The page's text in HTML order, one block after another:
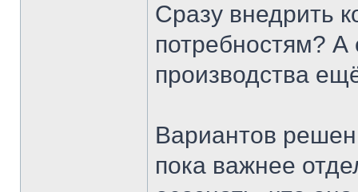
Сразу внедрить
потребностям?
производства
Вариантов
пока важнее